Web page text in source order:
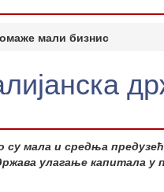
мали бизнис
мала и средња
улагање капитала у